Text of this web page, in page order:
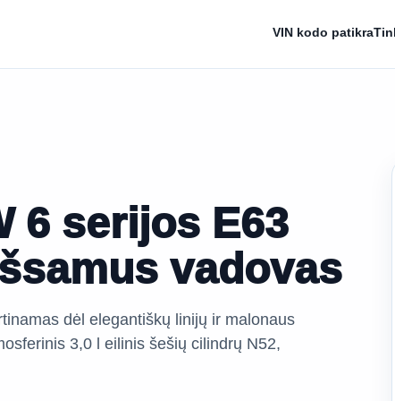
VIN kodo patikra
6 serijos E63
vadovas
dėl elegantiškų linijų ir malonaus
3,0 l eilinis šešių cilindrų N52,